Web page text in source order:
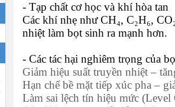
- Tạp chất cơ học và khí hòa tan
Các khí nhẹ như CH₄, C₂H₆,
nhiệt làm bọt sinh ra mạnh hơn.
- Các tác hại nghiêm trọng của
Giảm hiệu suất truyền nhiệt –
Hạn chế bề mặt tiếp xúc pha –
Làm sai lệch tín hiệu mức